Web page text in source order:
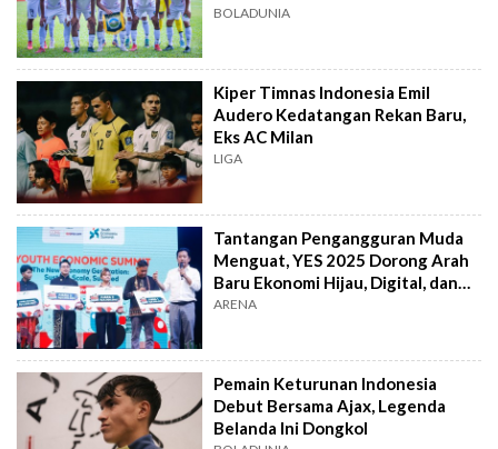
BOLADUNIA
Kiper Timnas Indonesia Emil
Audero Kedatangan Rekan Baru,
Eks AC Milan
LIGA
Tantangan Pengangguran Muda
Menguat, YES 2025 Dorong Arah
Baru Ekonomi Hijau, Digital, dan
Hilirisasi
ARENA
Pemain Keturunan Indonesia
Debut Bersama Ajax, Legenda
Belanda Ini Dongkol